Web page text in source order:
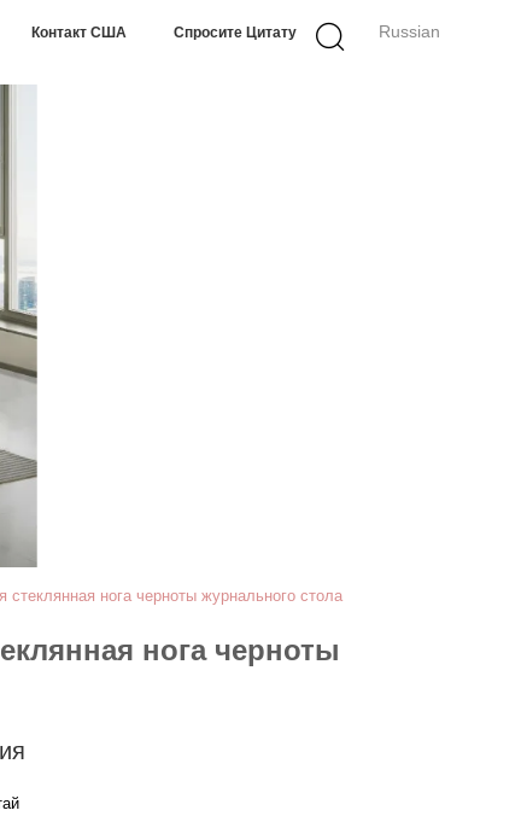
Russian
Контакт США Спросите Цитату
нога черноты журнального стола
нога черноты